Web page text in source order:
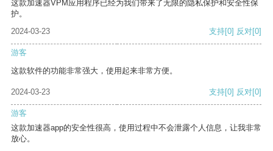
这款加速器VPM应用程序已经为我们带来了无限的隐私保护和安全性保
护。
2024-03-23
支持[0] 反对[0]
游客
这款软件的功能非常强大，使用起来非常方便。
2024-03-23 支持[0] 反对[0]
游客
这款加速器app的安全性很高，使用过程中不会泄露个人信息，让我非常
放心。